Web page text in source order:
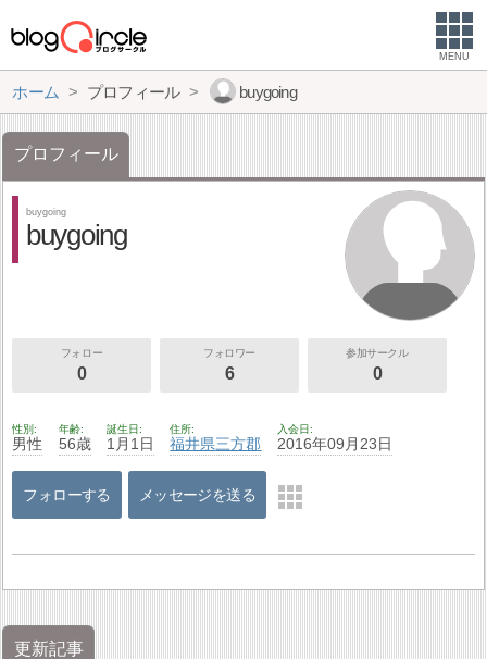
MENU
ホーム プロフィール buygoing
プロフィール
buygoing
buygoing
フォロー
0
フォロワー
6
参加サークル
0
性別
男性
年齢
56歳
誕生日
1月1日
住所
福井県三方郡
入会日
2016年09月23日
フォローする メッセージを送る
更新記事